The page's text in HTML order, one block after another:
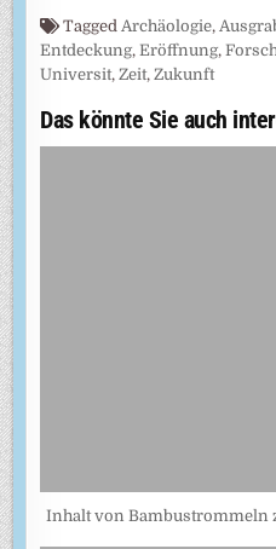
Tagged Archäologie,
Entdeckung,Eröffnung,
Universit, Zeit, Zukunft
Das könnte Sie auch
Inhalt von